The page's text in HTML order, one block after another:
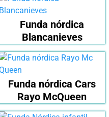
Funda nórdica
Blancanieves
Funda nórdica Cars
Rayo McQueen